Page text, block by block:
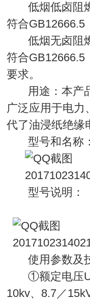
低烟低卤阻燃
符合GB12666.5
低烟无卤阻燃
符合GB12666.5
要求。
用途：本产品
广泛应用于电力
代了油浸纸绝缘
型号和名称
型号说明：
使用参数及
①额定电压Uo
10kv、8.7／